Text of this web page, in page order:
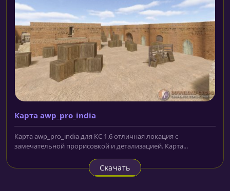
Карта awp_pro_india
Карта awp_pro_india для КС 1.6 отличная локация с
замечательной прорисовкой и детализацией. Карта...
Скачать